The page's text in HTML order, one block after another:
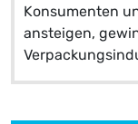
Konsumenten
ansteigen,